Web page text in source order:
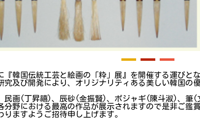
韓国伝統工芸と絵画の「粋」展』を開催する運びとな
及び開発により、オリジナリティある美しい韓国
民画(丁昇禧)、辰砂(金振賢)、ポジャギ(陳斗淑)、
野における最高の作品が展示されますので是非ご鑑賞
ますようご招待申し上げます。